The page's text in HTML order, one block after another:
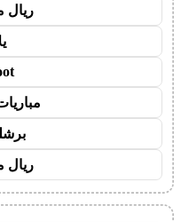
ريال
ريال